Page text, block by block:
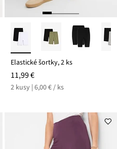
Elastické šortky, 2 ks
11,99 €
2 kusy | 6,00 € / ks